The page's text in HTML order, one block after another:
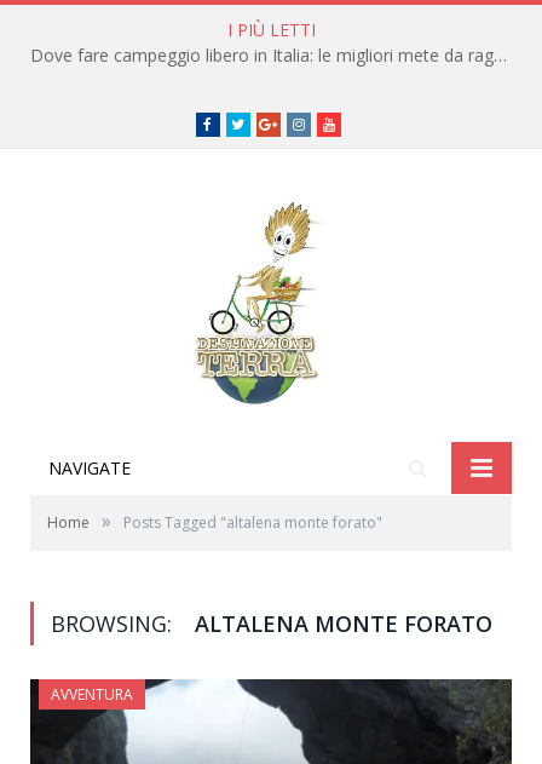
I PIÙ LETTI
Dove fare campeggio libero in Italia: le migliori mete da raggiungere in traghetto
Facebook
TwitterGoogle+instagramyoutube
NAVIGATE
Home » Posts Tagged "altalena monte forato"
BROWSING: ALTALENA MONTE FORATO
AVVENTURA